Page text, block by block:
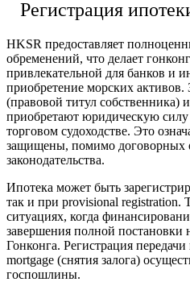
Регистрация
HKSR предоставляет
обременений, что делает
привлекательной для банков и
приобретение морских активов.
(правовой титул собственника)
приобретают юридическую силу
торговом судоходстве. Это
защищены, помимо договорных
законодательства.
Ипотека может быть
так и при provisional registration.
ситуациях, когда
завершения полной постановки
Гонконга. Регистрация
mortgage (снятия залога)
госпошлины.